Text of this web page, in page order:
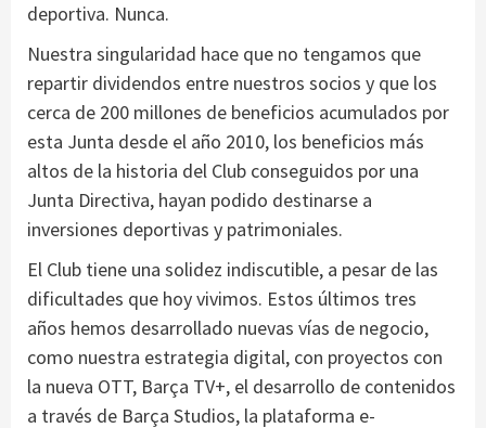
deportiva. Nunca.
Nuestra singularidad hace que no tengamos que
repartir dividendos entre nuestros socios y que los
cerca de 200 millones de beneficios acumulados por
esta Junta desde el año 2010, los beneficios más
altos de la historia del Club conseguidos por una
Junta Directiva, hayan podido destinarse a
inversiones deportivas y patrimoniales.
El Club tiene una solidez indiscutible, a pesar de las
dificultades que hoy vivimos. Estos últimos tres
años hemos desarrollado nuevas vías de negocio,
como nuestra estrategia digital, con proyectos con
la nueva OTT, Barça TV+, el desarrollo de contenidos
a través de Barça Studios, la plataforma e-